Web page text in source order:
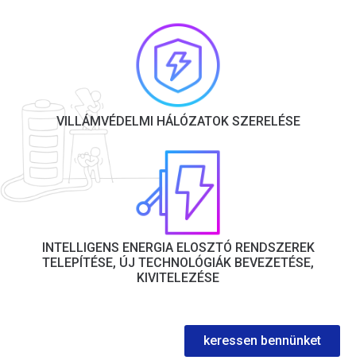
VILLÁMVÉDELMI HÁLÓZATOK SZERELÉSE
INTELLIGENS ENERGIA ELOSZTÓ RENDSZEREK
TELEPÍTÉSE, ÚJ TECHNOLÓGIÁK BEVEZETÉSE,
KIVITELEZÉSE
keressen bennünket